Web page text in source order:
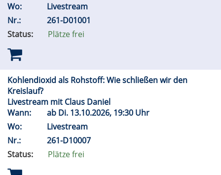
Wo:
Livestream
Nr.:
261-D01001
Status:
Plätze frei
Kohlendioxid als Rohstoff: Wie schließen wir den
Kreislauf?
Livestream mit Claus Daniel
Wann:
ab Di. 13.10.2026, 19:30 Uhr
Wo:
Livestream
Nr.:
261-D10007
Status:
Plätze frei